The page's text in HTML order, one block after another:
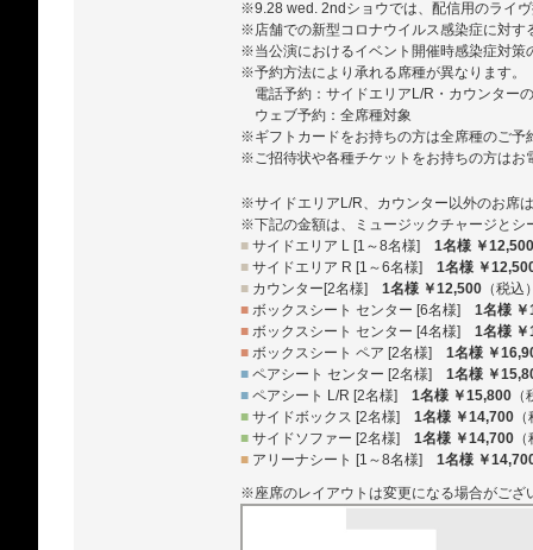
※9.28 wed. 2ndショウでは、配信用のライ
※店舗での新型コロナウイルス感染症に対す
※当公演におけるイベント開催時感染症対策
※予約方法により承れる席種が異なります。
電話予約：サイドエリアL/R・カウンター
ウェブ予約：全席種対象
※ギフトカードをお持ちの方は全席種のご予
※ご招待状や各種チケットをお持ちの方はお
※サイドエリアL/R、カウンター以外のお席
※下記の金額は、ミュージックチャージとシ
■ サイドエリア L [1～8名様] 1名様 ￥12,500
■ サイドエリア R [1～6名様] 1名様 ￥
■ カウンター[2名様] 1名様 ￥12,500 （税込
■ ボックスシート センター [6名様] 1名様
■ ボックスシート センター [4名様] 1名様
■ ボックスシート ペア [2名様] 1名様 ￥
■ ペアシート センター [2名様] 1名様 ￥
■ ペアシート L/R [2名様] 1名様 ￥15,800
■ サイドボックス [2名様] 1名様 ￥14,700
■ サイドソファー [2名様] 1名様 ￥14,700
■ アリーナシート [1～8名様] 1名様 ￥
※座席のレイアウトは変更になる場合がござ